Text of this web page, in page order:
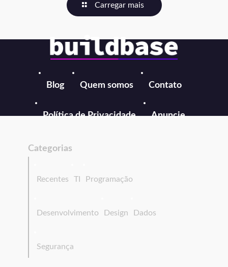
Carregar mais
Blog Quem somos Contato
Política de Privacidade Anuncie
Categorias
Recentes TI Programação
Desenvolvimento Design Dados
Segurança